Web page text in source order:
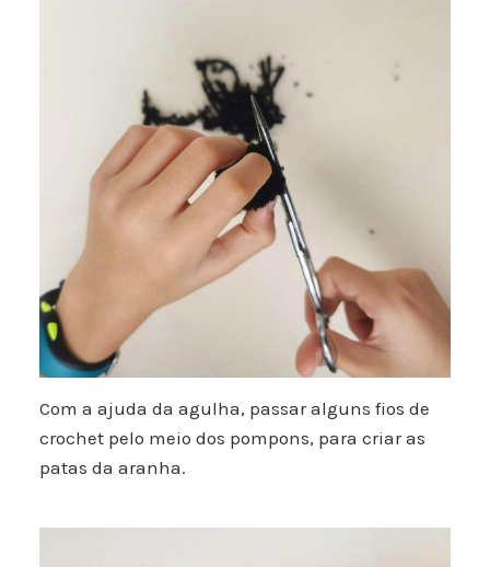
Com a ajuda da agulha, passar alguns fios de
crochet pelo meio dos pompons, para criar as
patas da aranha.